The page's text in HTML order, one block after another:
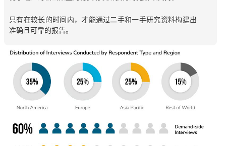
只有在较长的时间内，才能通过二手和一手研究资料构建出
准确且可靠的报告。